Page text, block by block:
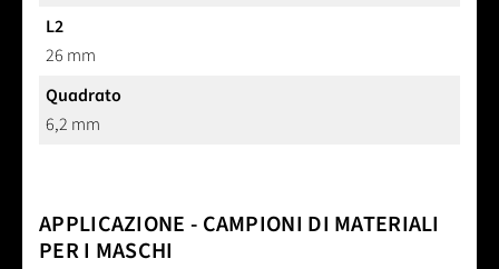
L2
26 mm
Quadrato
6,2 mm
APPLICAZIONE - CAMPIONI DI MATERIALI
PER I MASCHI